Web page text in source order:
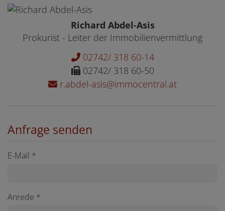
Richard Abdel-Asis
Prokurist - Leiter der Immobilienvermittlung
02742/ 318 60-14
02742/ 318 60-50
r.abdel-asis@immocentral.at
Anfrage senden
E-Mail
Anrede